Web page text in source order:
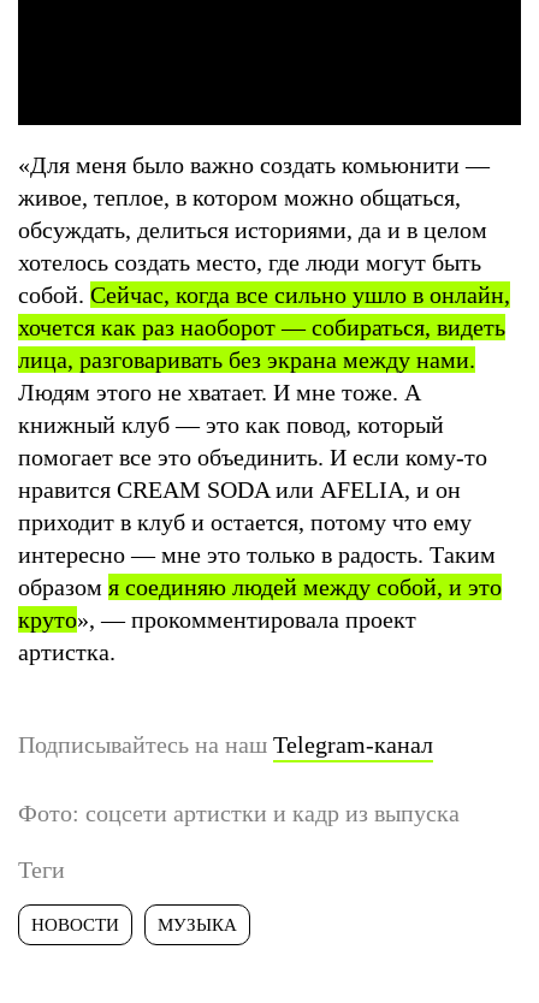
«Для меня было важно создать комьюнити —
живое, теплое, в котором можно общаться,
обсуждать, делиться историями, да и в целом
хотелось создать место, где люди могут быть
собой. Сейчас, когда все сильно ушло в онлайн,
хочется как раз наоборот — собираться, видеть
лица, разговаривать без экрана между нами.
Людям этого не хватает. И мне тоже. А
книжный клуб — это как повод, который
помогает все это объединить. И если кому-то
нравится CREAM SODA или AFELIA, и он
приходит в клуб и остается, потому что ему
интересно — мне это только в радость. Таким
образом я соединяю людей между собой, и это
круто», — прокомментировала проект
артистка.
Подписывайтесь на наш Telegram-канал
Фото: соцсети артистки и кадр из выпуска
Теги
НОВОСТИ МУЗЫКА